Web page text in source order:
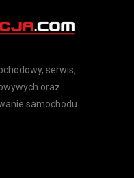
serwis,
oraz
samochodu